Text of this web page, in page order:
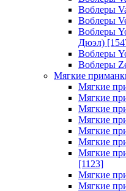
Воблеры
Воблеры
Воблеры
Дюэл)
Воблеры
Воблеры
Мягкие
Мягкие
Мягкие
Мягкие
Мягкие
Мягкие
Мягкие
Мягкие
[1123]
Мягкие
Мягкие